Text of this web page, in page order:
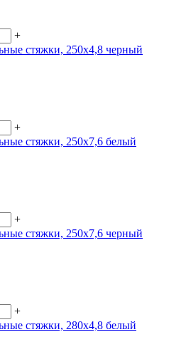
+
стяжки, 250х4,8 черный
+
стяжки, 250х7,6 белый
+
стяжки, 250х7,6 черный
+
стяжки, 280x4,8 белый